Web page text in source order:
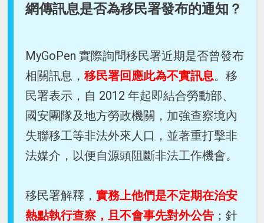
網傳訊息是否為移民署發布的通知？
MyGoPen 實際詢問移民署近期是否曾發布
相關訊息，移民署回應此為不實訊息。移
民署表示，自 2012 年起即結合勞動部、
國安團隊及地方勞政機關，加強查察境內
失聯移工等非法外來人口，並著重打擊非
法媒介，以便自源頭阻斷非法工作機會。
移民署解釋，實務上他們是不定期在治安
熱點執行查察，且不會事先對外公告 ；針